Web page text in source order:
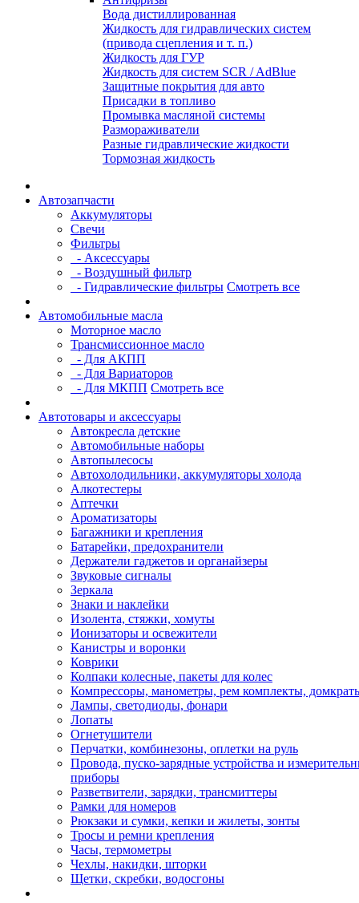
Вода дистиллированная
Жидкость для гидравлических систем
(привода сцепления и т. п.)
Жидкость для ГУР
Жидкость для систем SCR / AdBlue
Защитные покрытия для авто
Присадки в топливо
Промывка масляной системы
Размораживатели
Разные гидравлические жидкости
Тормозная жидкость
Автозапчасти
Аккумуляторы
Свечи
Фильтры
- Аксессуары
- Воздушный фильтр
- Гидравлические фильтры Смотреть все
Автомобильные масла
Моторное масло
Трансмиссионное масло
- Для АКПП
- Для Вариаторов
- Для МКПП Смотреть все
Автотовары и аксессуары
Автокресла детские
Автомобильные наборы
Автопылесосы
Автохолодильники, аккумуляторы холода
Алкотестеры
Аптечки
Ароматизаторы
Багажники и крепления
Батарейки, предохранители
Держатели гаджетов и органайзеры
Звуковые сигналы
Зеркала
Знаки и наклейки
Изолента, стяжки, хомуты
Ионизаторы и освежители
Канистры и воронки
Коврики
Колпаки колесные, пакеты для колес
Компрессоры, манометры, рем комплекты,
Лампы, светодиоды, фонари
Лопаты
Огнетушители
Перчатки, комбинезоны, оплетки на руль
Провода, пуско-зарядные устройства и
приборы
Разветвители, зарядки, трансмиттеры
Рамки для номеров
Рюкзаки и сумки, кепки и жилеты, зонты
Тросы и ремни крепления
Часы, термометры
Чехлы, накидки, шторки
Щетки, скребки, водосгоны